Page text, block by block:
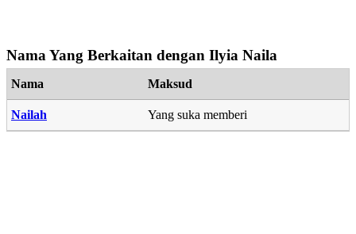
Nama Yang Berkaitan dengan Ilyia Naila
Nama Maksud
Nailah Yang suka memberi